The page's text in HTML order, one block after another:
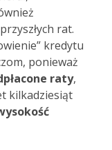
rat.
kredytu
ponieważ
raty,
kilkadziesiąt